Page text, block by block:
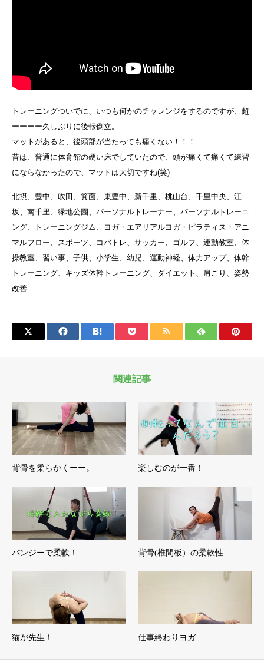
トレーニングついでに、いつも何かのチャレンジをするのですが、超
ーーーー久しぶりに後転倒立。
マットがあると、後頭部が当たっても痛くない！！！
昔は、普通に体育館の硬い床でしていたので、頭が痛くて痛くて練習
にならなかったので、マットは大切ですね(笑)
北摂、豊中、吹田、箕面、東豊中、新千里、桃山台、千里中央、江
坂、南千里、緑地公園、パーソナルトレーナー、パーソナルトレーニ
ング、トレーニングジム、ヨガ・エアリアルヨガ・ピラティス・アニ
マルフロー、スポーツ、コバトレ、サッカー、ゴルフ、運動教室、体
操教室、習い事、子供、小学生、幼児、運動神経、体力アップ、体幹
トレーニング、キッズ体幹トレーニング、ダイエット、肩こり、姿勢
改善
関連記事
背骨を柔らかくーー。 楽しむのが一番！
バンジーで柔軟！ 背骨(椎間板）の柔軟性
猫が先生！ 仕事終わりヨガ